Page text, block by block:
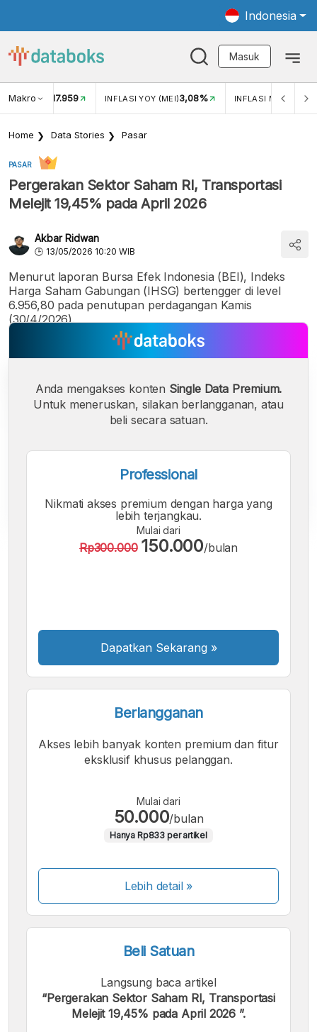
Indonesia
Masuk
Makro
USD/IDR 17.959 INFLASI YOY (MEI)3,08% INFLASI MOM (MEI)
Home Data Stories Pasar
PASAR
Pergerakan Sektor Saham RI, Transportasi
Melejit 19,45% pada April 2026
Akbar Ridwan
13/05/2026 10:20 WIB
Menurut laporan Bursa Efek Indonesia (BEI), Indeks
Harga Saham Gabungan (IHSG) bertengger di level
6.956,80 pada penutupan perdagangan Kamis
(30/4/2026).
A A A
Anda mengakses konten Single Data Premium.
Untuk meneruskan, silakan berlangganan, atau
beli secara satuan.
Professional
Nikmati akses premium dengan harga yang
lebih terjangkau.
Mulai dari
Rp300.000 150.000/bulan
Dapatkan Sekarang »
Berlangganan
Akses lebih banyak konten premium dan fitur
eksklusif khusus pelanggan.
Mulai dari
50.000/bulan
Hanya Rp833 per artikel
Lebih detail »
Beli Satuan
Langsung baca artikel
“Pergerakan Sektor Saham RI, Transportasi
Melejit 19,45% pada April 2026 ”.